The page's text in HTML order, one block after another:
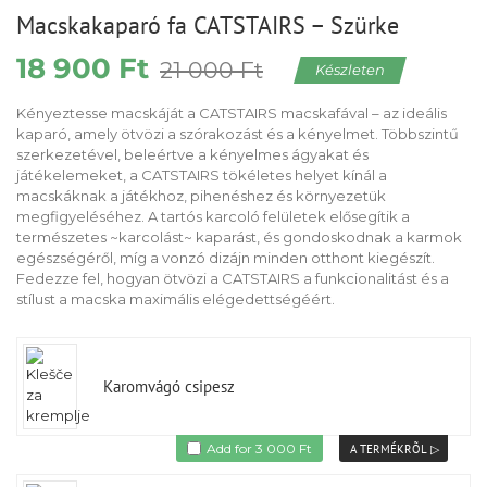
Macskakaparó fa CATSTAIRS – Szürke
21 000Ft
Original
price
was:
21
000 Ft.
18 900 Ft
Current
price
18
900 Ft.
Készleten
Kényeztesse macskáját a CATSTAIRS macskafával – az ideális
kaparó, amely ötvözi a szórakozást és a kényelmet. Többszintű
szerkezetével, beleértve a kényelmes ágyakat és
játékelemeket, a CATSTAIRS tökéletes helyet kínál a
macskáknak a játékhoz, pihenéshez és környezetük
megfigyeléséhez. A tartós karcoló felületek elősegítik a
természetes ~karcolást~ kaparást, és gondoskodnak a karmok
egészségéről, míg a vonzó dizájn minden otthont kiegészít.
Fedezze fel, hogyan ötvözi a CATSTAIRS a funkcionalitást és a
stílust a macska maximális elégedettségéért.
Karomvágó csipesz
Add for Original
price
3 000 Ft Current
price